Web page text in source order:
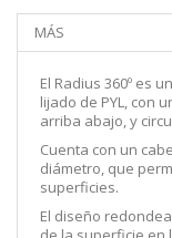
MÁS
El Radius 360º es
lijado de PYL, con
arriba abajo, y
Cuenta con un
diámetro, que
superficies.
El diseño